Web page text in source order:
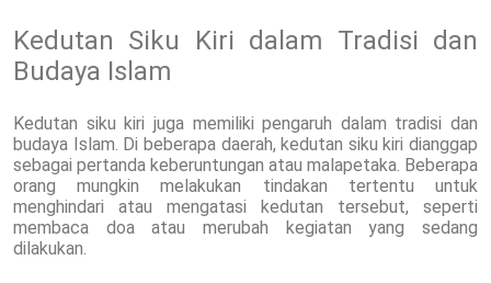
Kedutan Siku Kiri dalam Tradisi dan
Budaya Islam
Kedutan siku kiri juga memiliki pengaruh dalam tradisi dan
budaya Islam. Di beberapa daerah, kedutan siku kiri dianggap
sebagai pertanda keberuntungan atau malapetaka. Beberapa
orang mungkin melakukan tindakan tertentu untuk
menghindari atau mengatasi kedutan tersebut, seperti
membaca doa atau merubah kegiatan yang sedang
dilakukan.